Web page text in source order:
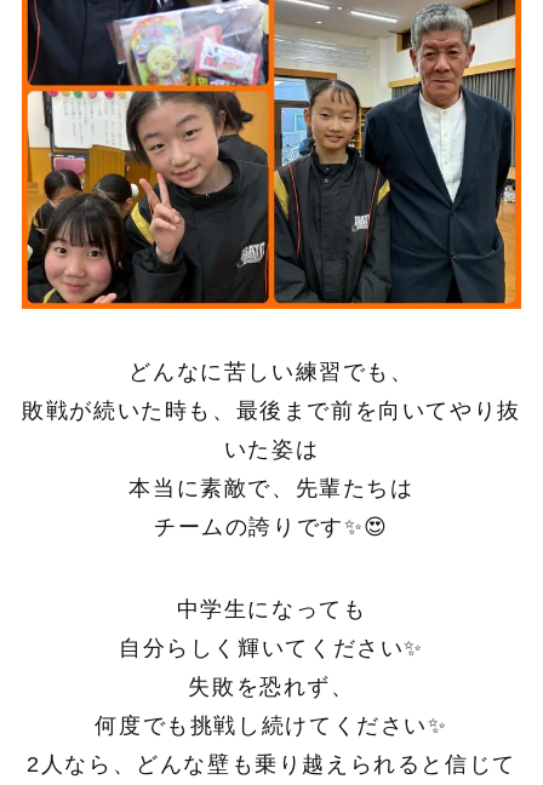
どんなに苦しい練習でも、
敗戦が続いた時も、最後まで前を向いてやり抜
いた姿は
本当に素敵で、先輩たちは
チームの誇りです✨😍
中学生になっても
自分らしく輝いてください✨
失敗を恐れず、
何度でも挑戦し続けてください✨
2人なら、どんな壁も乗り越えられると信じて